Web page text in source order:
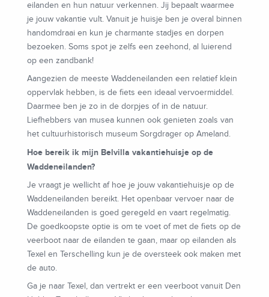
eilanden en hun natuur verkennen. Jij bepaalt waarmee
je jouw vakantie vult. Vanuit je huisje ben je overal binnen
handomdraai en kun je charmante stadjes en dorpen
bezoeken. Soms spot je zelfs een zeehond, al luierend
op een zandbank!
Aangezien de meeste Waddeneilanden een relatief klein
oppervlak hebben, is de fiets een ideaal vervoermiddel.
Daarmee ben je zo in de dorpjes of in de natuur.
Liefhebbers van musea kunnen ook genieten zoals van
het cultuurhistorisch museum Sorgdrager op Ameland.
Hoe bereik ik mijn Belvilla vakantiehuisje op de
Waddeneilanden?
Je vraagt je wellicht af hoe je jouw vakantiehuisje op de
Waddeneilanden bereikt. Het openbaar vervoer naar de
Waddeneilanden is goed geregeld en vaart regelmatig.
De goedkoopste optie is om te voet of met de fiets op de
veerboot naar de eilanden te gaan, maar op eilanden als
Texel en Terschelling kun je de oversteek ook maken met
de auto.
Ga je naar Texel, dan vertrekt er een veerboot vanuit Den